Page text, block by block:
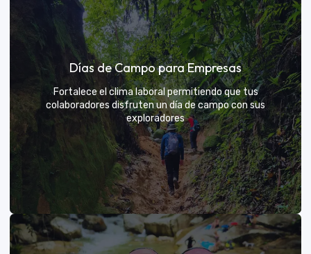
Días de sol
Un respiro campestre diseñado para el descanso y la
diversión de todos
VER MÁS
Días de Campo para Empresas
Fortalece el clima laboral permitiendo que tus
colaboradores disfruten un día de campo con sus
exploradores